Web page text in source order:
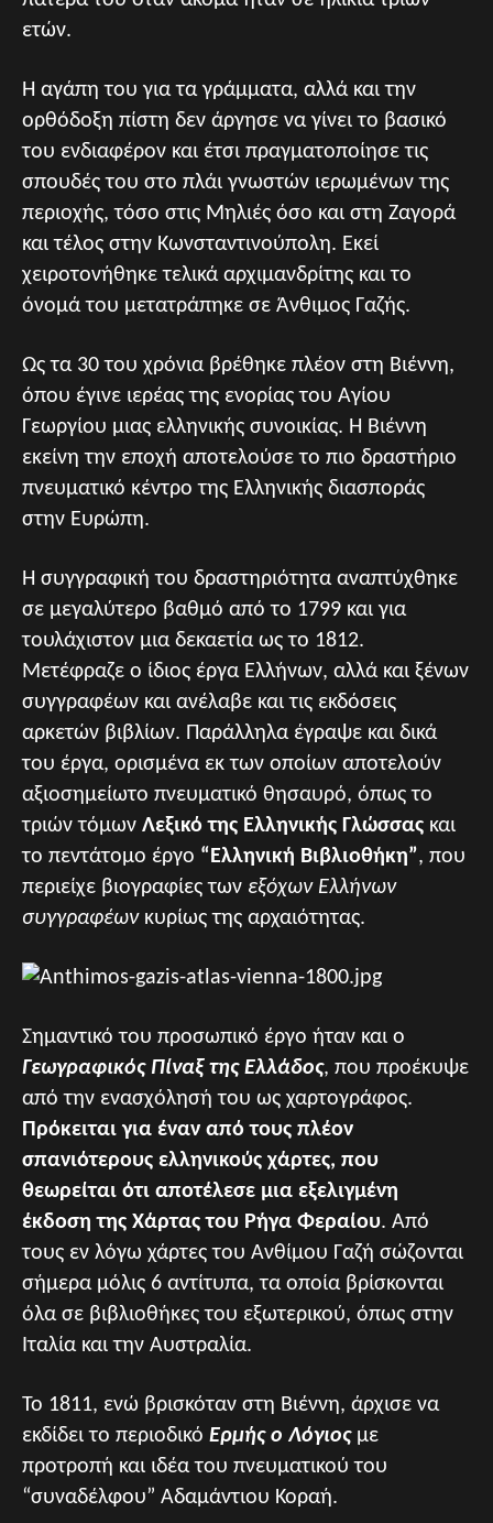
ετών.
Η αγάπη του για τα γράμματα, αλλά και την
ορθόδοξη πίστη δεν άργησε να γίνει το βασικό
του ενδιαφέρον και έτσι πραγματοποίησε τις
σπουδές του στο πλάι γνωστών ιερωμένων της
περιοχής, τόσο στις Μηλιές όσο και στη Ζαγορά
και τέλος στην Κωνσταντινούπολη. Εκεί
χειροτονήθηκε τελικά αρχιμανδρίτης και το
όνομά του μετατράπηκε σε Άνθιμος Γαζής.
Ως τα 30 του χρόνια βρέθηκε πλέον στη Βιέννη,
όπου έγινε ιερέας της ενορίας του Αγίου
Γεωργίου μιας ελληνικής συνοικίας. Η Βιέννη
εκείνη την εποχή αποτελούσε το πιο δραστήριο
πνευματικό κέντρο της Ελληνικής διασποράς
στην Ευρώπη.
Η συγγραφική του δραστηριότητα αναπτύχθηκε
σε μεγαλύτερο βαθμό από το 1799 και για
τουλάχιστον μια δεκαετία ως το 1812.
Μετέφραζε ο ίδιος έργα Ελλήνων, αλλά και ξένων
συγγραφέων και ανέλαβε και τις εκδόσεις
αρκετών βιβλίων. Παράλληλα έγραψε και δικά
του έργα, ορισμένα εκ των οποίων αποτελούν
αξιοσημείωτο πνευματικό θησαυρό, όπως το
τριών τόμων Λεξικό της Ελληνικής Γλώσσας και
το πεντάτομο έργο “Ελληνική Βιβλιοθήκη”, που
περιείχε βιογραφίες των εξόχων Ελλήνων
συγγραφέωνκυρίως της αρχαιότητας.
Σημαντικό του προσωπικό έργο ήταν και ο
Γεωγραφικός Πίναξ της Ελλάδος, που προέκυψε
από την ενασχόλησή του ως χαρτογράφος.
Πρόκειται για έναν από τους πλέον
σπανιότερους ελληνικούς χάρτες, που
θεωρείται ότι αποτέλεσε μια εξελιγμένη
έκδοση της Χάρτας του Ρήγα Φεραίου. Από
τους εν λόγω χάρτες του Ανθίμου Γαζή σώζονται
σήμερα μόλις 6 αντίτυπα, τα οποία βρίσκονται
όλα σε βιβλιοθήκες του εξωτερικού, όπως στην
Ιταλία και την Αυστραλία.
Το 1811, ενώ βρισκόταν στη Βιέννη, άρχισε να
εκδίδει το περιοδικό Ερμής ο Λόγιοςμε
προτροπή και ιδέα του πνευματικού του
“συναδέλφου” Αδαμάντιου Κοραή.